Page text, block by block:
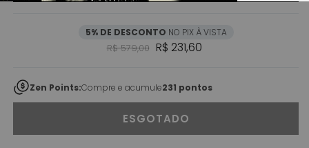
5% DE DESCONTO NO PIX À VISTA
Preço normal
R$ 579,00 Preço promocional
R$ 231,60
Zen Points:Compre e acumule231 pontos
ESGOTADO